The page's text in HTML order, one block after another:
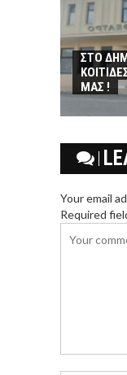
ΣΤΟ
ΜΑΣ !
Your email
Required